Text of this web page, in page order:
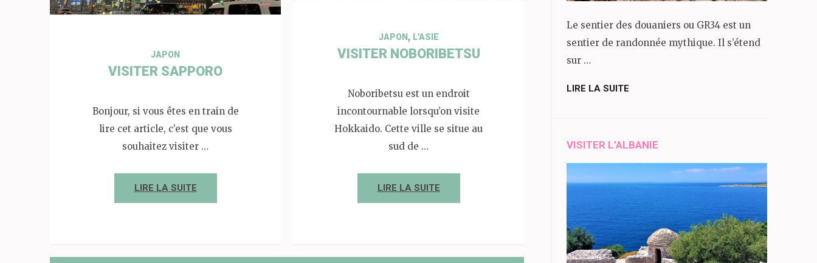
JAPON, L'ASIE
VISITER NOBORIBETSU
Noboribetsu est un endroit
incontournable lorsqu’on visite
Hokkaido. Cette ville se situe au
sud de …
LIRE LA SUITE
JAPON
VISITER SAPPORO
Bonjour, si vous êtes en train de
lire cet article, c’est que vous
souhaitez visiter …
LIRE LA SUITE
Le sentier des douaniers ou GR34 est un
sentier de randonnée mythique. Il s’étend
sur …
LIRE LA SUITE
VISITER L’ALBANIE